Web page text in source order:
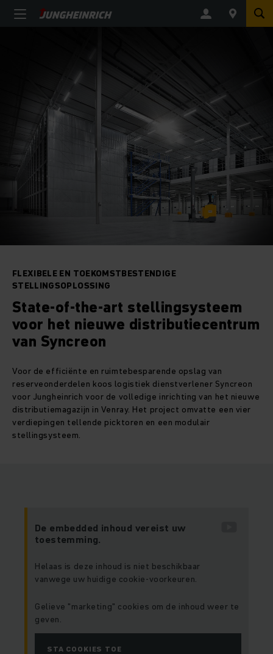
FLEXIBELE EN TOEKOMSTBESTENDIGE
STELLINGSOPLOSSING
State-of-the-art stellingsysteem
voor het nieuwe distributiecentrum
van Syncreon
Voor de efficiënte en ruimtebesparende opslag van
reserveonderdelen koos logistiek dienstverlener Syncreon
voor Jungheinrich voor de volledige inrichting van het nieuwe
distributiemagazijn in Venray. Het project omvatte een vier
verdiepingen tellende picktoren en een modulair
stellingsysteem.
De embedded inhoud vereist uw
toestemming.
Helaas is deze inhoud is niet beschikbaar
vanwege uw huidige cookie-voorkeuren.
Gelieve "marketing" cookies om de inhoud weer te
geven.
STA COOKIES TOE